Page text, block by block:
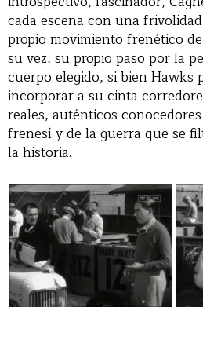
cada escena con una
propio movimiento frenético
su vez, su propio paso por la
cuerpo elegido, si bien Hawks
incorporar a su cinta
reales, auténticos
frenesí y de la guerra que se
la historia.